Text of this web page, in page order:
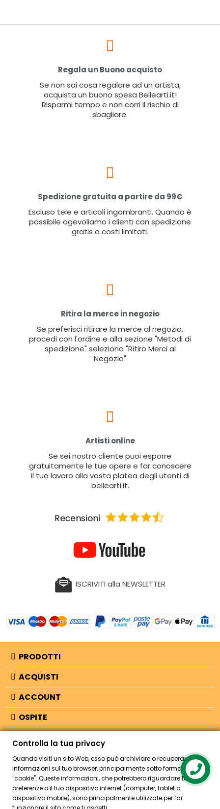
Regala un Buono acquisto
Se non sai cosa regalare ad un artista,
acquista un buono spesa Bellearti.it!
Risparmi tempo e non corri il rischio di
sbagliare.
Spedizione gratuita a partire da 99€
Escluso tele e articoli ingombranti. Quando è
possibile agevoliamo i clienti con spedizione
gratis o costi limitati.
Ritira la merce in negozio
Se preferisci ritirare la merce al negozio,
procedi con l'ordine e alla sezione "Metodi di
spedizione" seleziona "Ritiro Merci al
Negozio"
Artisti online
Se sei nostro cliente puoi esporre
gratuitamente le tue opere e far conoscere
il tuo lavoro alla vasta platea degli utenti di
bellearti.it.
ISCRIVITI alla NEWSLETTER
PRODOTTI
ACQUISTI
ACCOUNT
OSPITE
NEGOZIO
© 2026 - Bellearti.it -credits
Controlla la tua privacy
Quando visiti un sito Web, esso può archiviare o recuperare
informazioni sul tuo browser, principalmente sotto forma di
"cookie". Queste informazioni, che potrebbero riguardare te, le tue
preferenze o il tuo dispositivo internet (computer, tablet o
dispositivo mobile), sono principalmente utilizzate per far
Contact us